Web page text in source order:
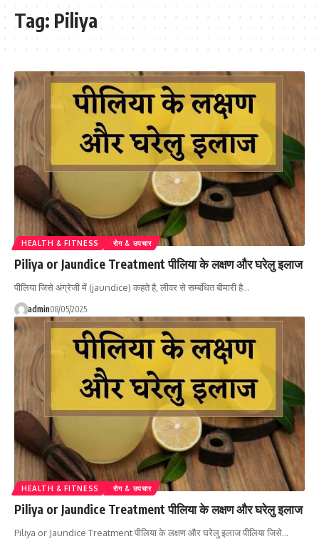
Tag: Piliya
HEALTH & FITNESS रोग & उपचार
Piliya or Jaundice Treatment पीलिया के लक्षण और घरेलु इलाज
पीलिया जिसे अंग्रेजी में (jaundice) कहते है, लीवर से सम्बंधित बीमारी है…
admin08/05/2025
HEALTH & FITNESS रोग & उपचार
Piliya or Jaundice Treatment पीलिया के लक्षण और घरेलु इलाज
Piliya or Jaundice Treatment पीलिया के लक्षण और घरेलु इलाज पीलिया जिसे…